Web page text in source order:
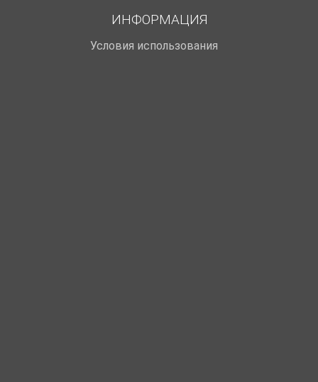
ИНФОРМАЦИЯ
Условия использования